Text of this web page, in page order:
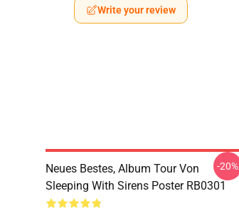
Write your review
Neues Bestes, Album Tour Von
Sleeping With Sirens Poster RB0301
-20%